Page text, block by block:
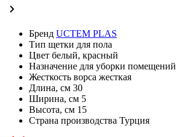
Бренд UCTEM PLAS
Тип щетки для пола
Цвет белый, красный
Назначение для уборки помещений
Жесткость ворса жесткая
Длина, см 30
Ширина, см 5
Высота, см 15
Страна производства Турция